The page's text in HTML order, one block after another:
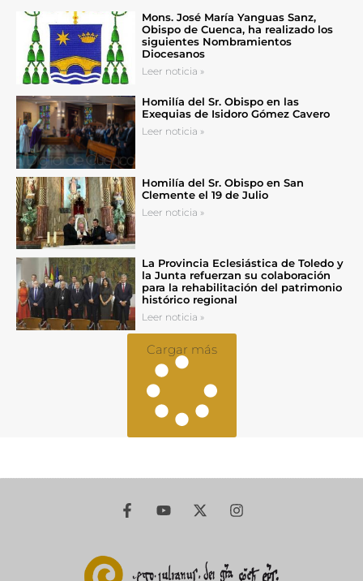
Mons. José María Yanguas Sanz,
Obispo de Cuenca, ha realizado los
siguientes Nombramientos
Diocesanos
Leer noticia »
Homilía del Sr. Obispo en las
Exequias de Isidoro Gómez Cavero
Leer noticia »
Homilía del Sr. Obispo en San
Clemente el 19 de Julio
Leer noticia »
La Provincia Eclesiástica de Toledo y
la Junta refuerzan su colaboración
para la rehabilitación del patrimonio
histórico regional
Leer noticia »
Cargar más